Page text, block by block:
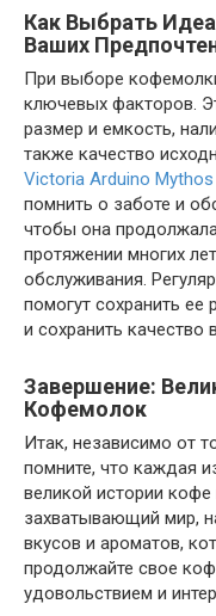
Как Выбрать
Ваших
При выборе
ключевых факторов.
размер и емкость,
также качество
Victoria Arduino
помнить о заботе и
чтобы она
протяжении многих
обслуживания.
помогут сохранить
и сохранить
Завершение:
Кофемолок
Итак, независимо от
помните, что каждая
великой истории
захватывающий мир,
вкусов и ароматов,
продолжайте свое
удовольствием и